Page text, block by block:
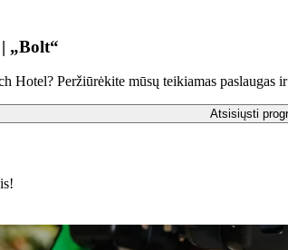
„Bolt“
Hotel? Peržiūrėkite mūsų teikiamas paslaugas
Atsisiųsti